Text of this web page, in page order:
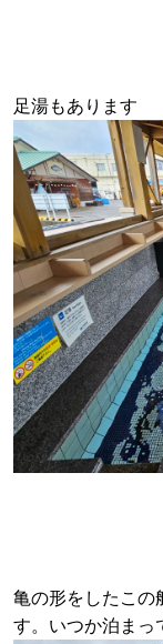
足湯もあります
亀の形をしたこの
す。いつか泊まっ